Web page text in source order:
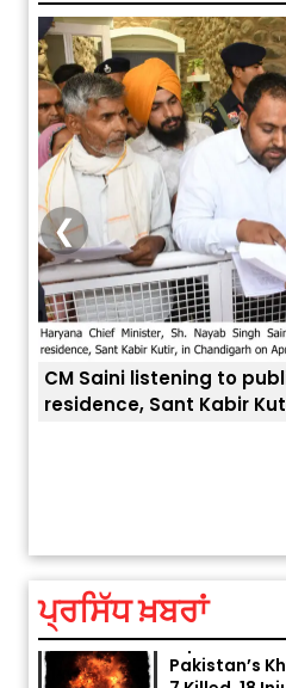
CM Saini listening to
residence, Sant Kabir
❮
ਪ੍ਰਸਿੱਧ ਖ਼ਬਰਾਂ
August 5, 2026
Explosion
Pakistan’s
7 Killed, 18